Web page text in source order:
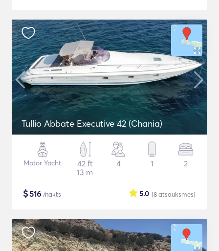
Tullio Abbate Executive 42 (Chania)
Motor Yacht
42 ft
13 m
4 1 2
$516 /nakts (8atsauksmes)
5.0